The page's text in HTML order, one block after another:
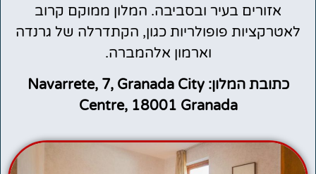
אזורים בעיר ובסביבה. המלון ממוקם קרוב
לאטרקציות פופולריות כגון, הקתדרלה של גרנדה
וארמון אלהמברה.
כתובת המלון: Navarrete, 7, Granada City
Centre, 18001 Granada